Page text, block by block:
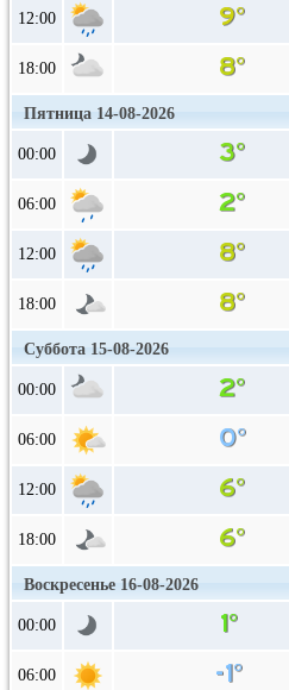
12:00
18:00
Пятница 14-08-2026
00:00
06:00
12:00
18:00
Суббота 15-08-2026
00:00
06:00
12:00
18:00
Воскресенье 16-08-2026
00:00
06:00